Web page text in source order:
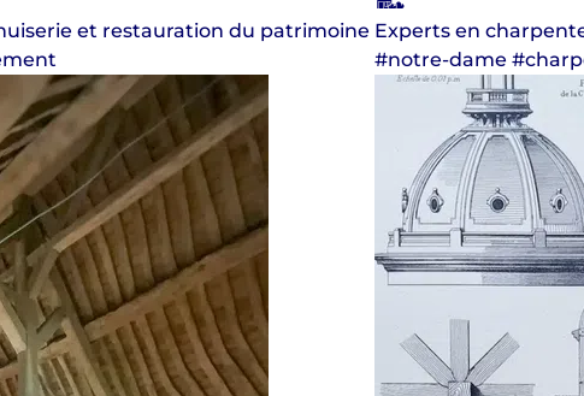
et restauration du patrimoine Experts en
#notre-dame